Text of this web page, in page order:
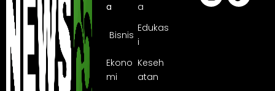
a
a
Bisnis
Edukas
i
Ekono
mi
Keseh
atan